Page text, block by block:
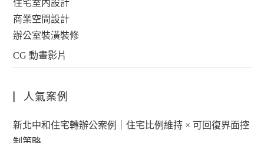
住宅室內設計
商業空間設計
辦公室裝潢裝修
CG 動畫影片
人氣案例
新北中和住宅轉辦公案例｜住宅比例維持 × 可回復界面控